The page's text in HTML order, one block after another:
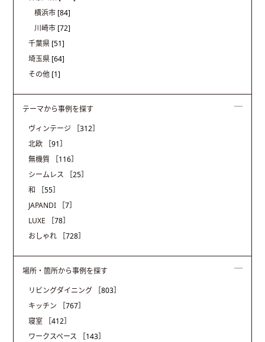
横浜市 [84]
川崎市 [72]
千葉県 [51]
埼玉県 [64]
その他 [1]
テーマから事例を探す
ヴィンテージ
［312］
北欧
［91］
無機質
［116］
シームレス
［25］
和
［55］
JAPANDI
［7］
LUXE
［78］
おしゃれ
［728］
場所・箇所から事例を探す
リビングダイニング
［803］
キッチン
［767］
寝室
［412］
ワークスペース
［143］